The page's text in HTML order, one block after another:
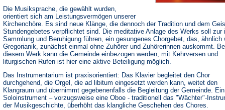
Die Musiksprache, die gewählt wurden,
orientiert sich am Leistungsvermögen unserer
Kirchenchöre. Es sind neue Klänge, die dennoch der Tradition und dem
Stundengebetes verpflichtet sind. Die meditative Anlage des Werks soll zur
Sammlung und Beruhigung führen, ein gesungenes Chorgebet, das, ähnlich
Gregorianik, zunächst einmal ohne Zuhörer und Zuhörerinnen auskommt.
diesem Werk kann die Gemeinde einbezogen werden, mit Kehrversen und
liturgischen Rufen ist hier eine aktive Beteiligung möglich.
Das Instrumentarium ist praxisorientiert: Das Klavier begleitet den Chor
durchgehend, die Orgel, die ad libitum eingesetzt werden kann, weitet den
Klangraum und übernimmt gegebenenfalls die Begleitung der Gemeinde. Ein
Soloinstrument – vorzugsweise eine Oboe - traditionell das "Wächter"-
der Musikgeschichte, überhöht das klangliche Geschehen des Chores.